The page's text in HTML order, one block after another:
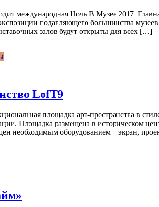
международная Ночь В Музее 2017.
подавляющего большинства
залов будут открыты для всех […]
LofT9
площадка арт-пространства в
Площадка размещена в историческом
необходимым оборудованием – экран,